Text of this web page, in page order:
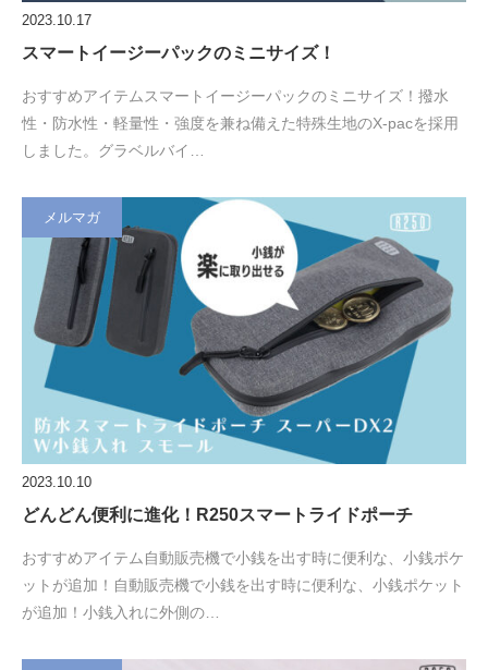
2023.10.17
スマートイージーパックのミニサイズ！
おすすめアイテムスマートイージーパックのミニサイズ！撥水
性・防水性・軽量性・強度を兼ね備えた特殊生地のX-pacを採用
しました。グラベルバイ…
メルマガ
2023.10.10
どんどん便利に進化！R250スマートライドポーチ
おすすめアイテム自動販売機で小銭を出す時に便利な、小銭ポケ
ットが追加！自動販売機で小銭を出す時に便利な、小銭ポケット
が追加！小銭入れに外側の…